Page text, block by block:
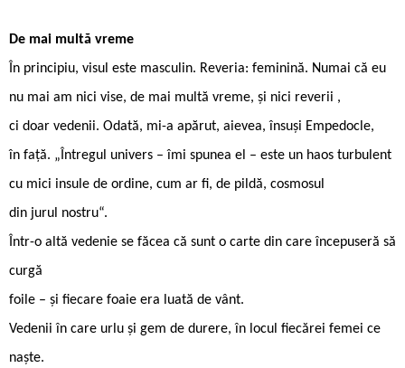
De mai multă vreme
În principiu, visul este masculin. Reveria: feminină. Numai că eu
nu mai am nici vise, de mai multă vreme, și nici reverii ,
ci doar vedenii. Odată, mi-a apărut, aievea, însuși Empedocle,
în față. „Întregul univers – îmi spunea el – este un haos turbulent
cu mici insule de ordine, cum ar fi, de pildă, cosmosul
din jurul nostru“.
Într-o altă vedenie se făcea că sunt o carte din care începuseră să
curgă
foile – și fiecare foaie era luată de vânt.
Vedenii în care urlu și gem de durere, în locul fiecărei femei ce
naște.